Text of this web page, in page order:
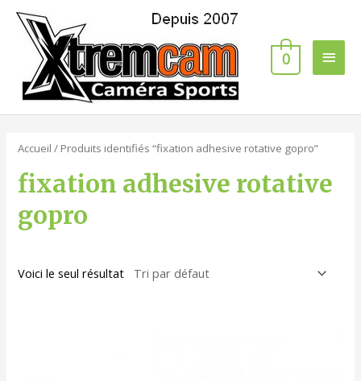
0
Accueil / Produits identifiés “fixation adhesive rotative gopro”
fixation adhesive rotative
gopro
Voici le seul résultat